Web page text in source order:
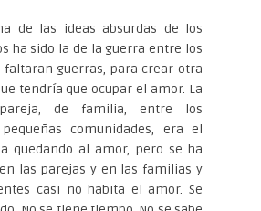
de las ideas absurdas de los
ha sido la de la guerra entre los
faltaran guerras, para crear otra
tendría que ocupar el amor. La
de familia, entre los
comunidades, era el
quedando al amor, pero se ha
las parejas y en las familias y
casi no habita el amor. Se